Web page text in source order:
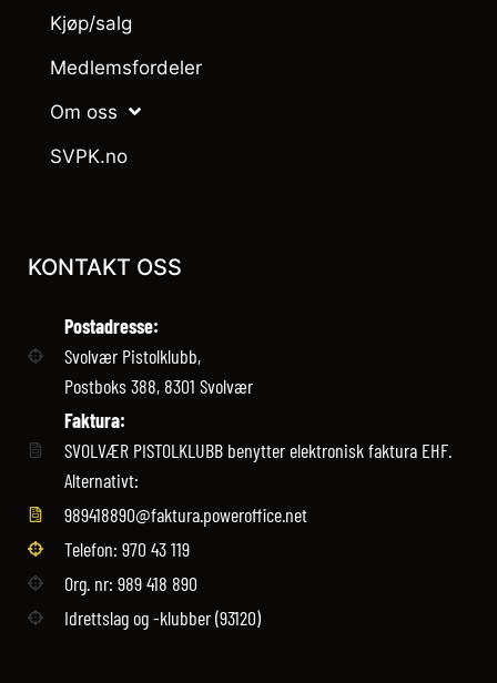
Kjøp/salg
Medlemsfordeler
Om oss
SVPK.no
KONTAKT OSS
Postadresse:
Svolvær Pistolklubb,
Postboks 388, 8301 Svolvær
Faktura:
SVOLVÆR PISTOLKLUBB benytter elektronisk faktura EHF.
Alternativt:
989418890@faktura.poweroffice.net
Telefon: 970 43 119‬
Org. nr: 989 418 890
Idrettslag og -klubber (93120)